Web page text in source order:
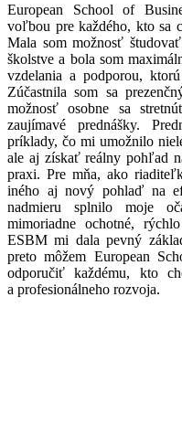
European School of
voľbou pre každého, kto sa
Mala som možnosť
školstve a bola som
vzdelania a podporou,
Zúčastnila som sa
možnosť osobne sa
zaujímavé prednášky.
príklady, čo mi umožnilo
ale aj získať reálny pohľad
praxi. Pre mňa, ako
iného aj nový pohlaď na
nadmieru splnilo moje
mimoriadne ochotné,
ESBM mi dala pevný
preto môžem European
odporučiť každému, kto
a profesionálneho rozvoja.